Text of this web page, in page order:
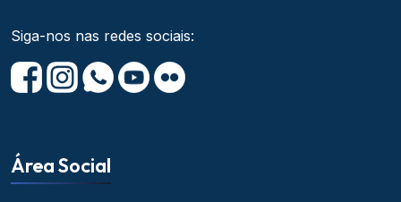
Siga-nos nas redes sociais:
Área Social